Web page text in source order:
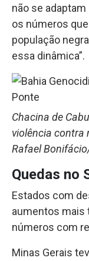
não se
os números
população
essa dinâmica”.
Chacina de
violência contra
Rafael
Quedas no
Estados com
aumentos mais
números com
Minas Gerais